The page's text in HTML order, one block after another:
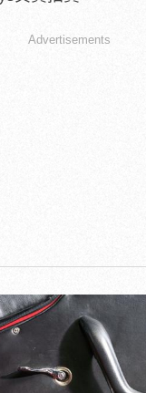
Advertisements